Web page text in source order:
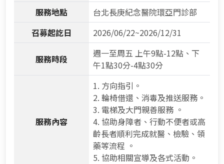
服務地點
台北長庚紀念醫院環亞門診部
召募起訖日
2026/06/22~2026/12/31
服務時段
週一至周五 上午9點-12點、下
午1點30分-4點30分
服務內容
1. 方向指引。
2. 輪椅借還、消毒及推送服務。
3. 電梯及大門親善服務 。
4. 協助身障者、行動不便者或高
齡長者順利完成就醫、檢驗、領
藥等流程 。
5. 協助相關宣導及各式活動。